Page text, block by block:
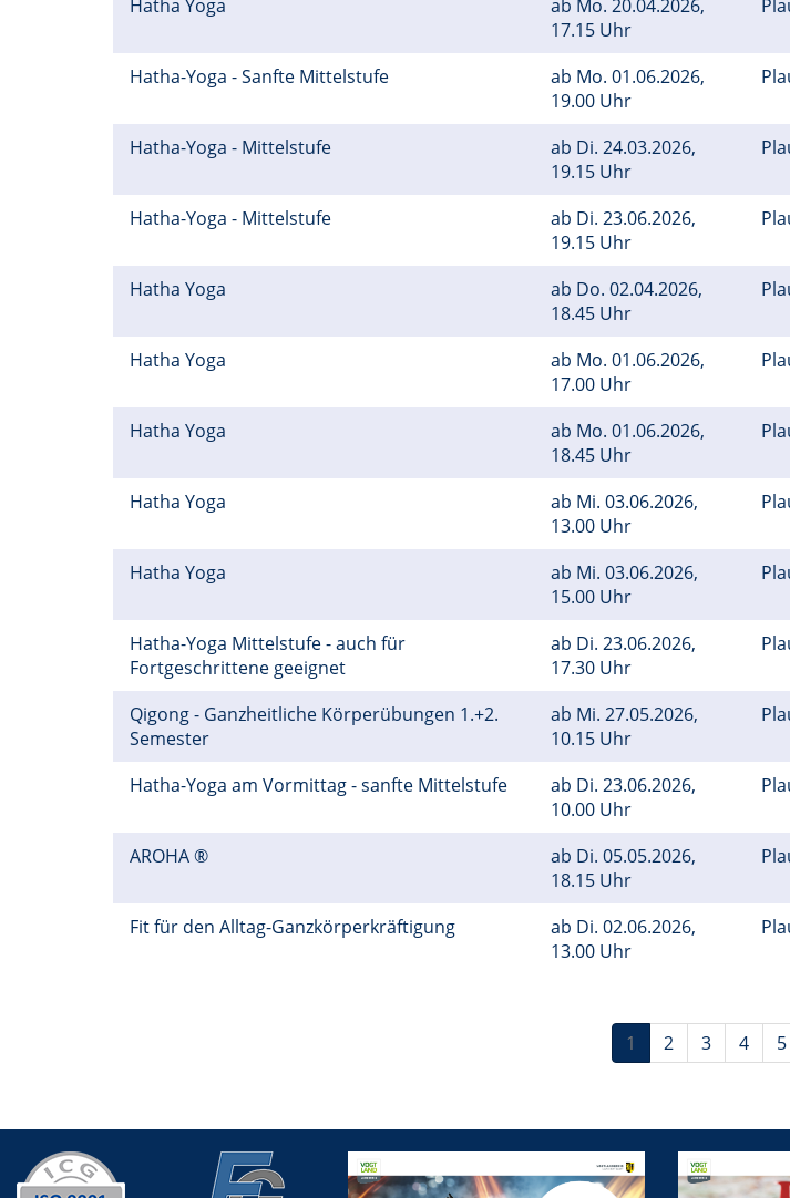
Hatha Yoga ab Mo. 20.04.2026,
17.15 Uhr
Hatha-Yoga - Sanfte Mittelstufe ab Mo. 01.06.2026,
19.00 Uhr
Hatha-Yoga - Mittelstufe ab Di. 24.03.2026,
19.15 Uhr
Hatha-Yoga - Mittelstufe ab Di. 23.06.2026,
19.15 Uhr
Hatha Yoga ab Do. 02.04.2026,
18.45 Uhr
Hatha Yoga ab Mo. 01.06.2026,
17.00 Uhr
Hatha Yoga ab Mo. 01.06.2026,
18.45 Uhr
Hatha Yoga ab Mi. 03.06.2026,
13.00 Uhr
Hatha Yoga ab Mi. 03.06.2026,
15.00 Uhr
Hatha-Yoga Mittelstufe - auch für
Fortgeschrittene geeignet
ab Di. 23.06.2026,
17.30 Uhr
Qigong - Ganzheitliche Körperübungen 1.+2.
Semester
ab Mi. 27.05.2026,
10.15 Uhr
Hatha-Yoga am Vormittag - sanfte Mittelstufe ab Di. 23.06.2026,
10.00 Uhr
AROHA ® ab Di. 05.05.2026,
18.15 Uhr
Fit für den Alltag-Ganzkörperkräftigung ab Di. 02.06.2026,
13.00 Uhr
1 2 3 4 5